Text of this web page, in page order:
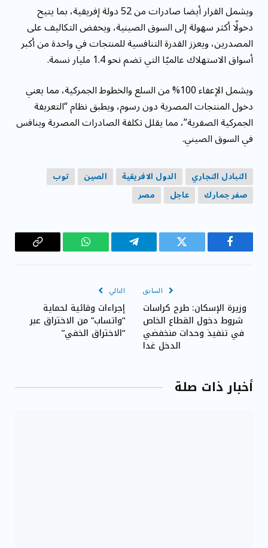
ويشمل القرار أيضا صادرات من 52 دولة إفريقية، بما يتيح
دخولًا أكثر سهولة إلى السوق الصينية، ويخفض التكاليف على
المصدرين، ويعزز القدرة التنافسية للمنتجات في واحدة من أكبر
أسواق الاستهلاك عالميًا التي تضم نحو 1.4 مليار نسمة.
ويشمل الإعفاء 100% من السلع والخطوط الجمركية، مما يعني
دخول المنتجات المصرية دون رسوم، ويطبق نظام “التعريفة
الجمركية الصفرية”، مما يقلل تكلفة الصادرات المصرية وينافس
في السوق الصيني.
التبادل التجاري الدول الافريقية الصين
توب
صفر جمارك
عاجل مصر
فيسبوك تويتر تيلقرام واتساب
Copy
السابق
وزيرة الإسكان: طرح كراسات
شروط دخول القطاع الخاص
في تنفيذ وحدات منخفضي
الدخل غدا
التالي
إجراءات وقائية لحماية
“واتساب” من الاختراق عبر
“الاختراق الخفي”
أخبار ذات صلة